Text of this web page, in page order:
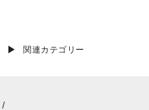
関連カテゴリー